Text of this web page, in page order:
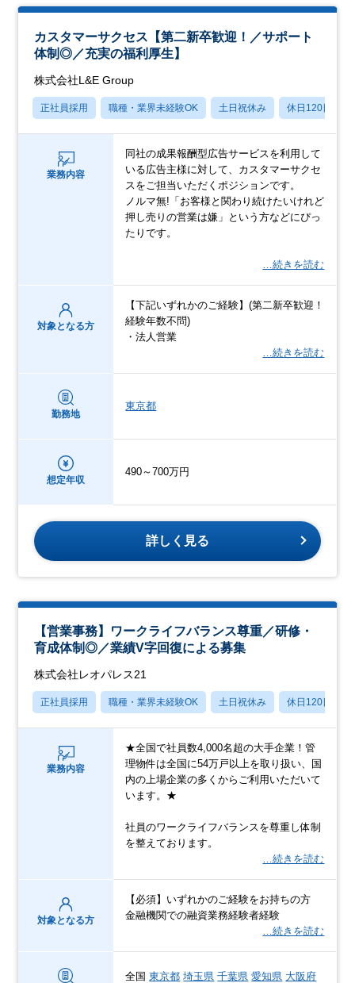
カスタマーサクセス【第二新卒歓迎！／サポート
体制◎／充実の福利厚生】
株式会社L&E Group
正社員採用 職種・業界未経験OK 土日祝休み 休日120日以上
業務内容
同社の成果報酬型広告サービスを利用して
いる広告主様に対して、カスタマーサクセ
スをご担当いただくポジションです。
ノルマ無!「お客様と関わり続けたいけれど
押し売りの営業は嫌」という方などにぴっ
たりです。
…続きを読む
対象となる方
【下記いずれかのご経験】(第二新卒歓迎！
経験年数不問)
・法人営業
…続きを読む
勤務地
東京都
想定年収
490～700万円
詳しく見る
【営業事務】ワークライフバランス尊重／研修・
育成体制◎／業績V字回復による募集
株式会社レオパレス21
正社員採用 職種・業界未経験OK 土日祝休み 休日120日以上
業務内容
★全国で社員数4,000名超の大手企業！管
理物件は全国に54万戸以上を取り扱い、国
内の上場企業の多くからご利用いただいて
います。★
社員のワークライフバランスを尊重し体制
を整えております。
…続きを読む
対象となる方
【必須】いずれかのご経験をお持ちの方
金融機関での融資業務経験者経験
…続きを読む
全国東京都 埼玉県 千葉県 愛知県 大阪府